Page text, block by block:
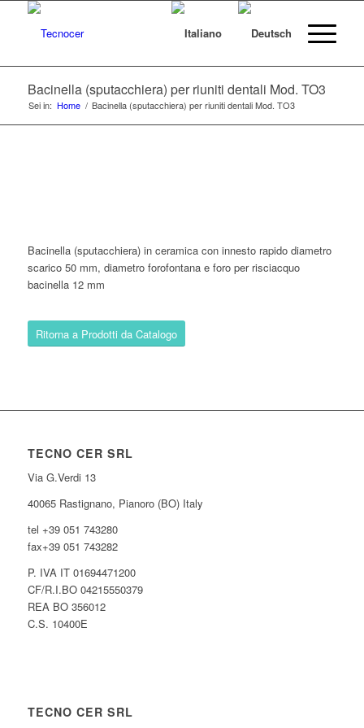
Bacinella (sputacchiera) per riuniti dentali Mod. TO3
Sei in: Home / Bacinella (sputacchiera) per riuniti dentali Mod. TO3
Bacinella (sputacchiera) in ceramica con innesto rapido diametro
scarico 50 mm, diametro forofontana e foro per risciacquo
bacinella 12 mm
Ritorna a Prodotti da Catalogo
TECNO CER SRL
Via G.Verdi 13
40065 Rastignano, Pianoro (BO) Italy
tel +39 051 743280
fax+39 051 743282
P. IVA IT 01694471200
CF/R.I.BO 04215550379
REA BO 356012
C.S. 10400E
TECNO CER SRL